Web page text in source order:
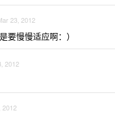
23, 2012
要慢慢适应啊：）
2012
2012